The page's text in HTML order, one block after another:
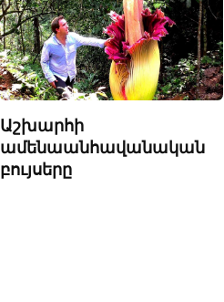
Աշխարհի
ամենաանհավանական
բույսերը